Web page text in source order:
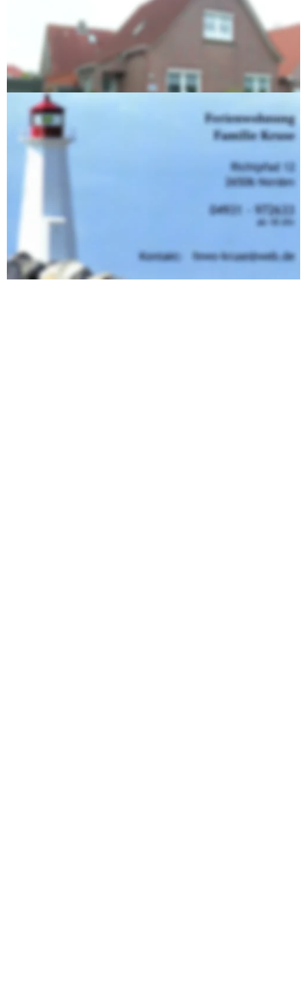
Unterstellmöglichkeit für Fahrräder. Fahrräder auf Anfrage.
(Marktplatz ca. 1 km entfernt; Wellenbad, Strand,
Seehundstation sind ca. 2,5 km entfernt.)
In unseren Ferienwohnungen darf nicht geraucht werden.
Haustiere sind nicht gestattet.
HinRo.de